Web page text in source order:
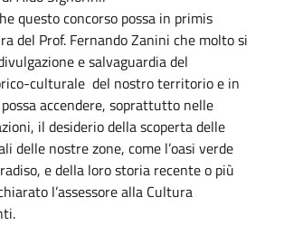
questo concorso possa in primis
del Prof. Fernando Zanini che molto si
e salvaguardia del
culturale del nostro territorio e in
accendere, soprattutto nelle
il desiderio della scoperta delle
delle nostre zone, come l’oasi verde
e della loro storia recente o più
l’assessore alla Cultura